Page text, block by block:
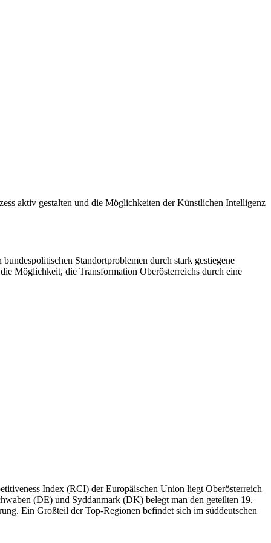
aktiv gestalten und die Möglichkeiten der Künstlichen Intelligenz
Standortproblemen durch stark gestiegene
Möglichkeit, die Transformation Oberösterreichs durch eine
Index (RCI) der Europäischen Union liegt Oberösterreich
(DE) und Syddanmark (DK) belegt man den geteilten 19.
Ein Großteil der Top-Regionen befindet sich im süddeutschen